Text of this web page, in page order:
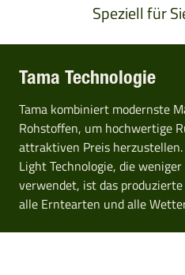
Speziell für
Tama Technologie
Tama kombiniert modernste
Rohstoffen, um hochwertige
attraktiven Preis
Light Technologie, die
verwendet, ist das
alle Erntearten und alle